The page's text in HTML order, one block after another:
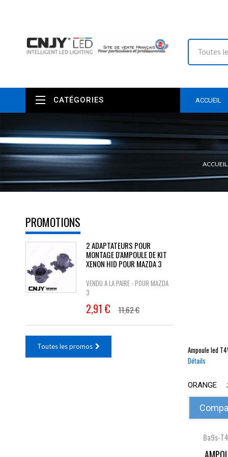
ACCUEIL
CATÉGORIES
ACCUEIL
PROMOTIONS
2 ADAPTATEURS POUR
MONTAGE D'AMPOULE DE KIT
XENON HID POUR MAZDA 3
VENDU A LA PAIRE - POUR MAZDA
3
2,91 € 11,62 €
Toutes les promos Ampoule led
Détails
ORANGE
Ba9s-